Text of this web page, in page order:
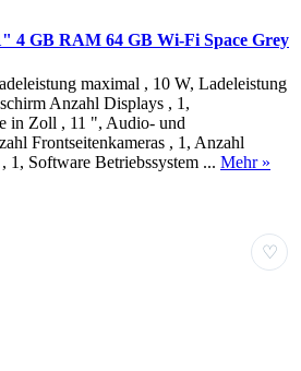
4 GB RAM 64 GB Wi-Fi Space Grey
maximal , 10 W, Ladeleistung
Anzahl Displays , 1,
in Zoll , 11 ", Audio- und
Frontseitenkameras , 1, Anzahl
1, Software Betriebssystem ... Mehr »
♡